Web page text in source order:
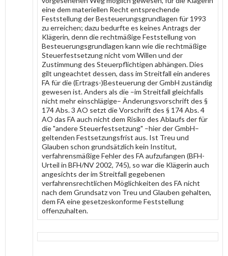
eine dem materiellen Recht entsprechende
Feststellung der Besteuerungsgrundlagen für 1993
zu erreichen; dazu bedurfte es keines Antrags der
Klägerin, denn die rechtmäßige Feststellung von
Besteuerungsgrundlagen kann wie die rechtmäßige
Steuerfestsetzung nicht vom Willen und der
Zustimmung des Steuerpflichtigen abhängen. Dies
gilt ungeachtet dessen, dass im Streitfall ein anderes
FA für die (Ertrags-)Besteuerung der GmbH zuständig
gewesen ist. Anders als die –im Streitfall gleichfalls
nicht mehr einschlägige– Änderungsvorschrift des §
174 Abs. 3 AO setzt die Vorschrift des § 174 Abs. 4
AO das FA auch nicht dem Risiko des Ablaufs der für
die "andere Steuerfestsetzung" –hier der GmbH–
geltenden Festsetzungsfrist aus. Ist Treu und
Glauben schon grundsätzlich kein Institut,
verfahrensmäßige Fehler des FA aufzufangen (BFH-
Urteil in BFH/NV 2002, 745), so war die Klägerin auch
angesichts der im Streitfall gegebenen
verfahrensrechtlichen Möglichkeiten des FA nicht
nach dem Grundsatz von Treu und Glauben gehalten,
dem FA eine gesetzeskonforme Feststellung
offenzuhalten.